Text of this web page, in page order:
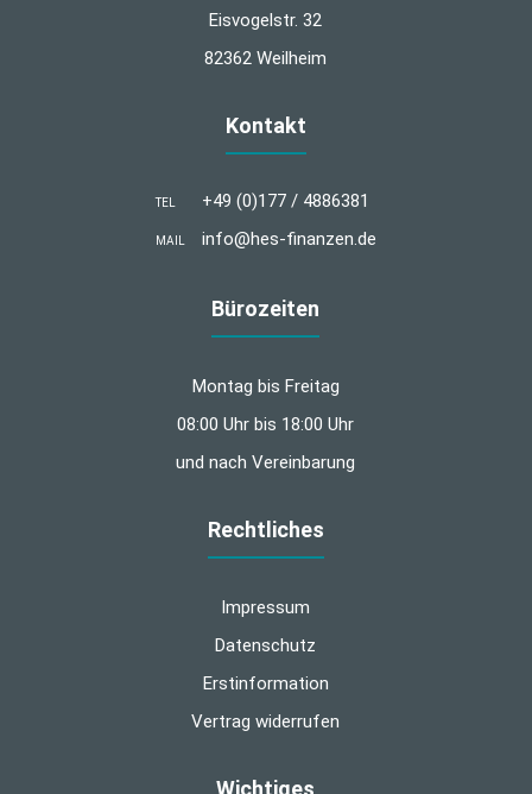
Eisvogelstr. 32
82362 Weilheim
Kontakt
TEL +49 (0)177 / 4886381
MAIL info@hes-finanzen.de
Bürozeiten
Montag bis Freitag
08:00 Uhr bis 18:00 Uhr
und nach Vereinbarung
Rechtliches
Impressum
Datenschutz
Erstinformation
Vertrag widerrufen
Wichtiges